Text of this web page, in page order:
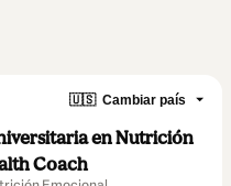
🇺🇸 Cambiar país
en Nutrición
Coach